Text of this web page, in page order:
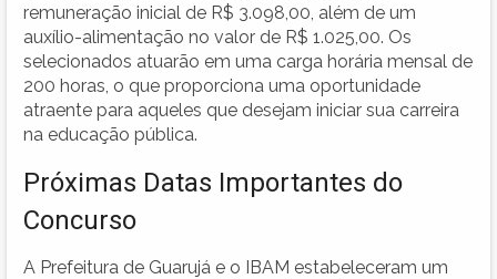
remuneração inicial de R$ 3.098,00, além de um
auxílio-alimentação no valor de R$ 1.025,00. Os
selecionados atuarão em uma carga horária mensal de
200 horas, o que proporciona uma oportunidade
atraente para aqueles que desejam iniciar sua carreira
na educação pública.
Próximas Datas Importantes do
Concurso
A Prefeitura de Guarujá e o IBAM estabeleceram um